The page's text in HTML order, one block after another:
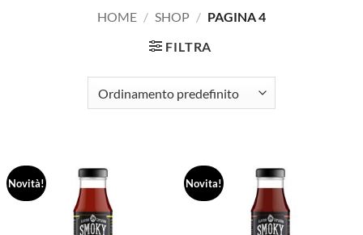
HOME / SHOP / PAGINA 4
FILTRA
Novità! Novita!